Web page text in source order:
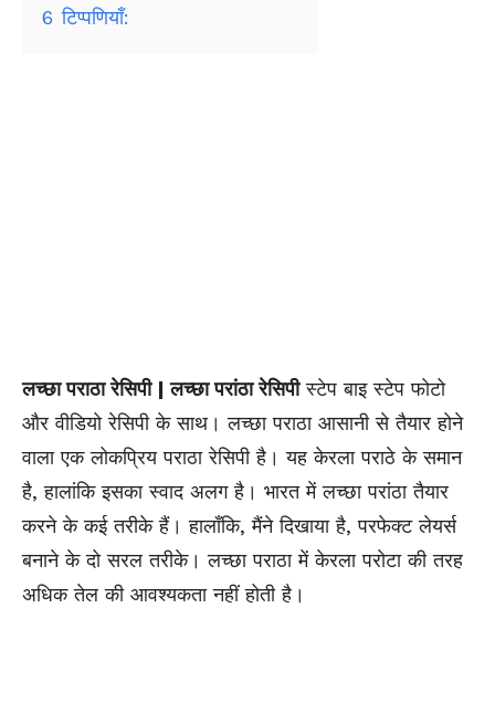
6 टिप्पणियाँ:
लच्छा पराठा रेसिपी | लच्छा परांठा रेसिपीस्टेप बाइ स्टेप फोटो
और वीडियो रेसिपी के साथ। लच्छा पराठा आसानी से तैयार होने
वाला एक लोकप्रिय पराठा रेसिपी है। यह केरला पराठे के समान
है, हालांकि इसका स्वाद अलग है। भारत में लच्छा परांठा तैयार
करने के कई तरीके हैं। हालाँकि, मैंने दिखाया है, परफेक्ट लेयर्स
बनाने के दो सरल तरीके। लच्छा पराठा में केरला परोटा की तरह
अधिक तेल की आवश्यकता नहीं होती है।